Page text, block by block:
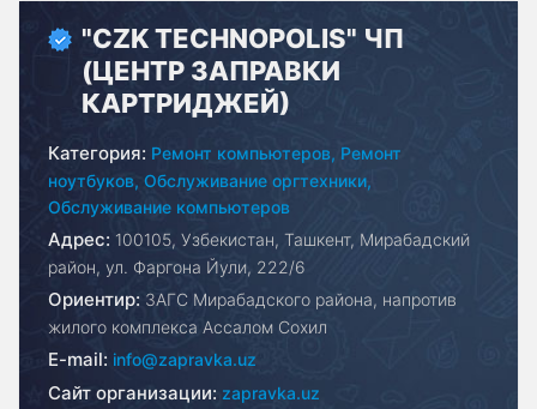
"CZK TECHNOPOLIS" ЧП
(ЦЕНТР ЗАПРАВКИ
КАРТРИДЖЕЙ)
Категория: Ремонт компьютеров, Ремонт
ноутбуков, Обслуживание оргтехники,
Обслуживание компьютеров
Адрес: 100105, Узбекистан, Ташкент, Мирабадский
район, ул. Фаргона Йули, 222/6
Ориентир: ЗАГС Мирабадского района, напротив
жилого комплекса Ассалом Сохил
E-mail: info@zapravka.uz
Сайт организации: zapravka.uz